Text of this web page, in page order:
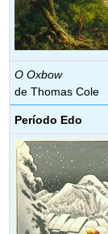
O Oxbow
de Thomas Cole
Período Edo